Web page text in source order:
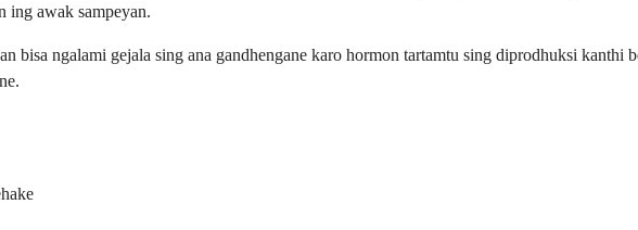
ing awak sampeyan.
bisa ngalami gejala sing ana gandhengane karo hormon tartamtu sing diprodhuksi kanthi